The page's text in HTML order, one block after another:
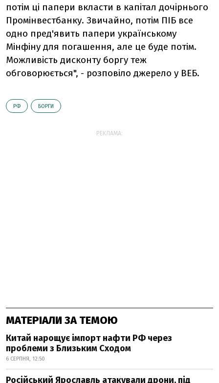
потім ці папери вкласти в капітал дочірнього
Промінвестбанку. Звичайно, потім ПІБ все
одно пред'явить папери українському
Мінфіну для погашення, але це буде потім.
Можливість дисконту боргу теж
обговорюється", - розповіло джерело у ВЕБ.
РФ БОРГИ
РЕКЛАМА:
МАТЕРІАЛИ ЗА ТЕМОЮ
Китай нарощує імпорт нафти РФ через
проблеми з Близьким Сходом
6 СЕРПНЯ, 12:50
Російський Ярославль атакували дрони, під